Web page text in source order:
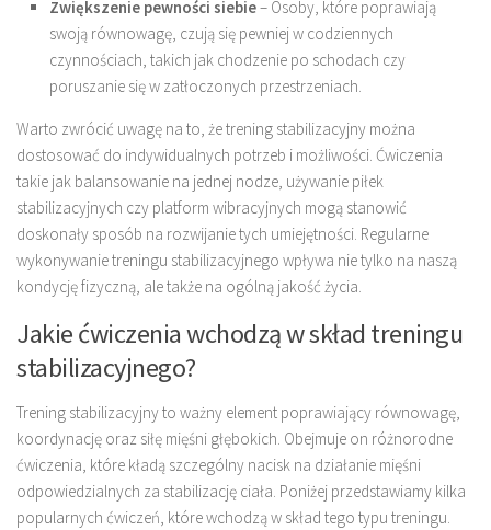
Zwiększenie pewności siebie– Osoby, które poprawiają
swoją równowagę, czują się pewniej w codziennych
czynnościach, takich jak chodzenie po schodach czy
poruszanie się w zatłoczonych przestrzeniach.
Warto zwrócić uwagę na to, że trening stabilizacyjny można
dostosować do indywidualnych potrzeb i możliwości. Ćwiczenia
takie jak balansowanie na jednej nodze, używanie piłek
stabilizacyjnych czy platform wibracyjnych mogą stanowić
doskonały sposób na rozwijanie tych umiejętności. Regularne
wykonywanie treningu stabilizacyjnego wpływa nie tylko na naszą
kondycję fizyczną, ale także na ogólną jakość życia.
Jakie ćwiczenia wchodzą w skład treningu
stabilizacyjnego?
Trening stabilizacyjny to ważny element poprawiający równowagę,
koordynację oraz siłę mięśni głębokich. Obejmuje on różnorodne
ćwiczenia, które kładą szczególny nacisk na działanie mięśni
odpowiedzialnych za stabilizację ciała. Poniżej przedstawiamy kilka
popularnych ćwiczeń, które wchodzą w skład tego typu treningu.